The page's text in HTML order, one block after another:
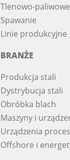
Tlenowo-paliwowe
Spawanie
Linie produkcyjne
BRANŻE
Produkcja stali
Dystrybucja stali
Obróbka blach
Maszyny i
Urządzenia
Offshore i